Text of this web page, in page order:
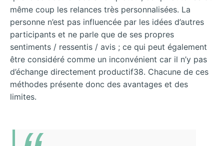
même coup les relances très personnalisées. La
personne n’est pas influencée par les idées d’autres
participants et ne parle que de ses propres
sentiments / ressentis / avis ; ce qui peut également
être considéré comme un inconvénient car il n’y pas
d’échange directement productif38. Chacune de ces
méthodes présente donc des avantages et des
limites.